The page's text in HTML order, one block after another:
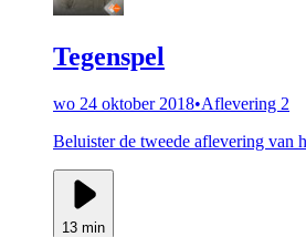
Tegenspel
wo 24 oktober 2018•Aflevering 2
Beluister de tweede aflevering van
13 min